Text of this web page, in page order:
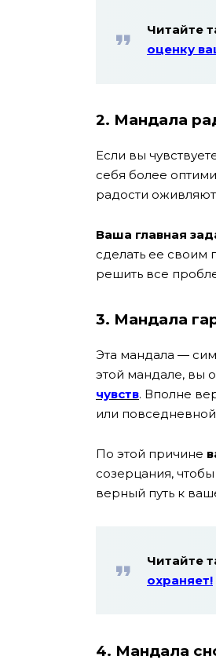
Читайте
оценку
2. Мандала
Если вы
себя более
радости оживляют
Ваша главная
сделать ее своим
решить все
3. Мандала
Эта мандала —
этой мандале, вы
чувств. Вполне
или
По этой причине
созерцания,
верный путь к
Читайте
охраняет!
4. Мандала